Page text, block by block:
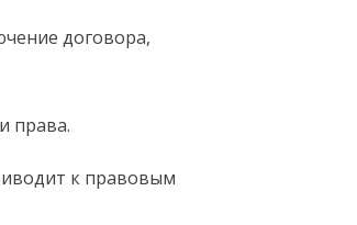
договора,
права.
к правовым